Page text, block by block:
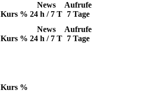
Kurs %
News
24 h / 7 T
Aufrufe
7 Tage
Kurs %
News
24 h / 7 T
Aufrufe
7 Tage
Kurs %